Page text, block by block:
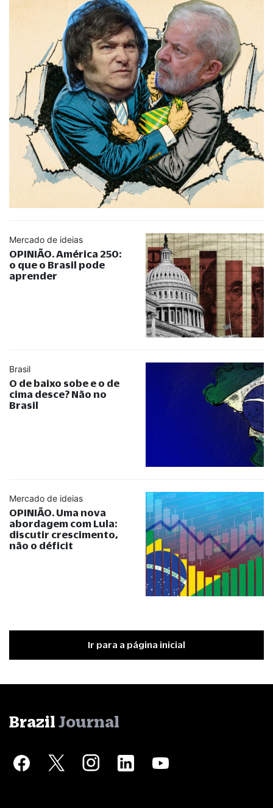
Mercado de ideias
OPINIÃO. América 250:
o que o Brasil pode
aprender
Brasil
O de baixo sobe e o de
cima desce? Não no
Brasil
Mercado de ideias
OPINIÃO. Uma nova
abordagem com Lula:
discutir crescimento,
não o déficit
Ir para a página inicial
Brazil Journal